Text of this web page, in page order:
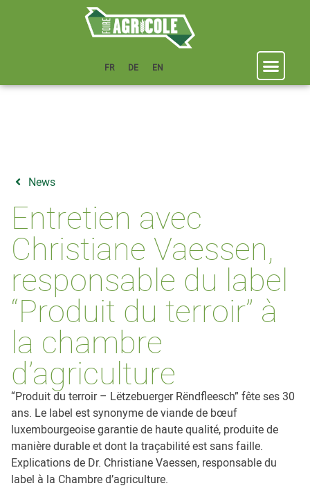
FR DE EN
News
Entretien avec
Christiane Vaessen,
responsable du label
“Produit du terroir” à
la chambre
d’agriculture
“Produit du terroir – Lëtzebuerger Rëndfleesch” fête ses 30
ans. Le label est synonyme de viande de bœuf
luxembourgeoise garantie de haute qualité, produite de
manière durable et dont la traçabilité est sans faille.
Explications de Dr. Christiane Vaessen, responsable du
label à la Chambre d’agriculture.